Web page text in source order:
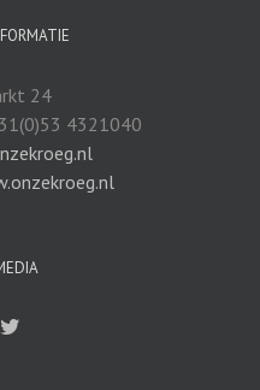
24
4321040